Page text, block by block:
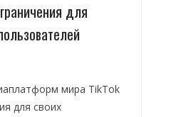
для
мира TikTok
для своих